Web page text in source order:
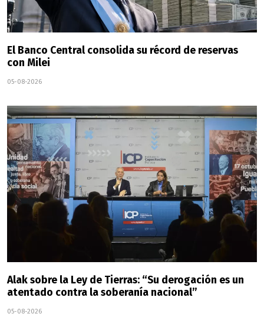
El Banco Central consolida su récord de reservas
con Milei
05-08-2026
Alak sobre la Ley de Tierras: “Su derogación es un
atentado contra la soberanía nacional”
05-08-2026